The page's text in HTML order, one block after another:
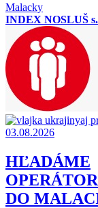
Malacky
INDEX NOSLUŠ
aj
03.08.2026
HĽADÁME
DO